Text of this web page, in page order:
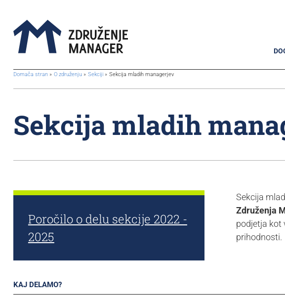
BreadcrumbsTemplate.TITLE_A11Y
Domača stran O združenju Sekciji Sekcija mladih managerjev
Sekcija mladih
Poročilo o delu sekcije 2022 -
2025
Sekcija
Združenja
podjetja kot
prihodnosti.
KAJ DELAMO?